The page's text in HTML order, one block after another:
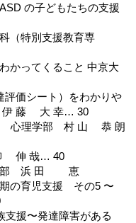
の子どもたちの支援
（特別支援教育専
かってくること 中京大
評価シート）をわかりや
伊 藤 大 幸… 30
心理学部 村 山 恭 朗
伸 哉… 40
ア学部 浜 田 恵
の育児支援 その5 〜
支援〜発達障害がある